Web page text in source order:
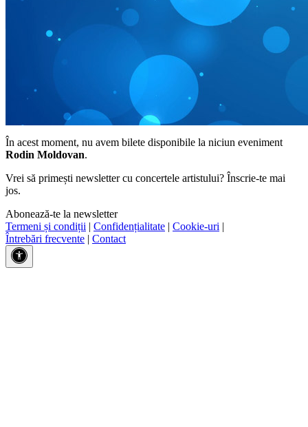
În acest moment, nu avem bilete disponibile la niciun eveniment
Rodin Moldovan.
Vrei să primești newsletter cu concertele artistului? Înscrie-te mai
jos.
Abonează-te la newsletter
Termeni și condiții | Confidențialitate | Cookie-uri |
Întrebări frecvente | Contact